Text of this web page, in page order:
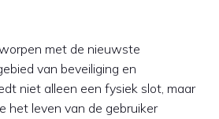
met de nieuwste
van beveiliging en
niet alleen een fysiek slot, maar
het leven van de gebruiker